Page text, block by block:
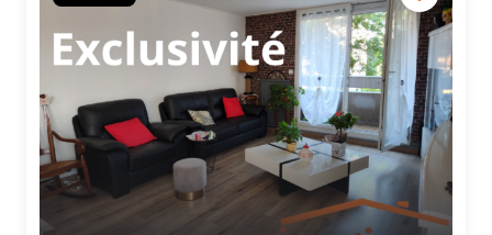
tarif
estimation